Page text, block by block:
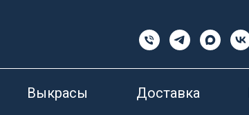
Выкрасы Доставка